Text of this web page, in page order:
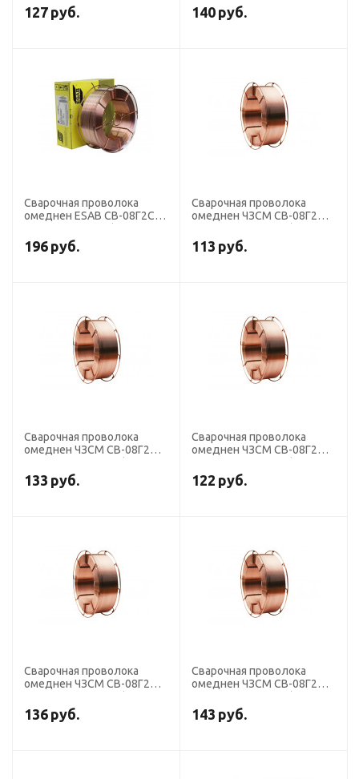
18 кг)
127 руб.
18 кг)
140 руб.
Сварочная проволока
омеднен ESAB СВ-08Г2С
кг)
196 руб.
Сварочная проволока
омеднен ЧЗСМ СВ-08Г2С-
18 кг) К300
113 руб.
Сварочная проволока
омеднен ЧЗСМ СВ-08Г2С-
18 кг) К300
133 руб.
Сварочная проволока
омеднен ЧЗСМ СВ-08Г2С-
18 кг) К300
122 руб.
Сварочная проволока
омеднен ЧЗСМ СВ-08Г2С-
5 кг) D200
136 руб.
Сварочная проволока
омеднен ЧЗСМ СВ-08Г2С-
5 кг) D200
143 руб.